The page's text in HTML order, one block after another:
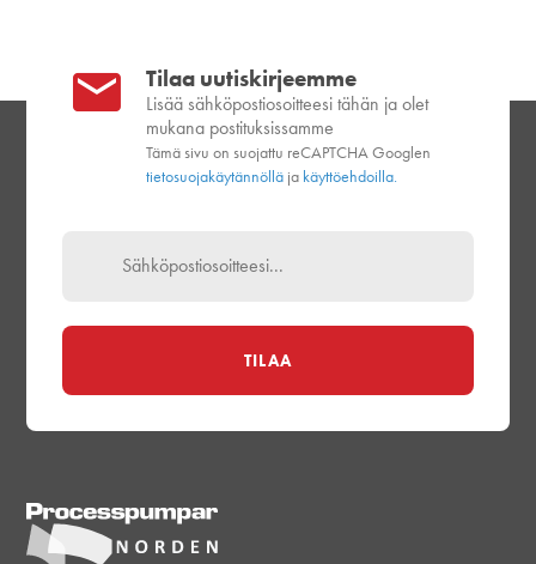
Tilaa uutiskirjeemme
Lisää sähköpostiosoitteesi tähän ja olet
mukana postituksissamme
Tämä sivu on suojattu reCAPTCHA Googlen
tietosuojakäytännöllä ja käyttöehdoilla.